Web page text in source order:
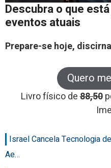
Descubra o que
eventos atuais
Prepare-se hoje,
Quero
Livro físico de88,50
Israel Cancela Tecnologia
Ae…